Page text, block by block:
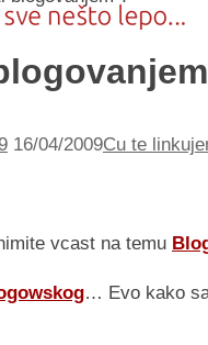
16/04/2009Cu te
vcast na temu
… Evo kako